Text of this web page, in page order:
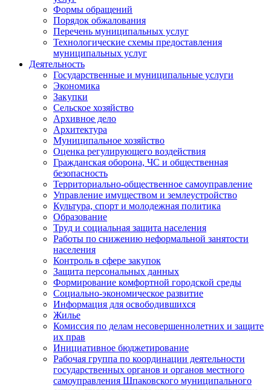
Формы обращений
Порядок обжалования
Перечень муниципальных услуг
Технологические схемы предоставления
муниципальных услуг
Деятельность
Государственные и муниципальные услуги
Экономика
Закупки
Сельское хозяйство
Архивное дело
Архитектура
Муниципальное хозяйство
Оценка регулирующего воздействия
Гражданская оборона, ЧС и общественная
безопасность
Территориально-общественное самоуправление
Управление имуществом и землеустройство
Культура, спорт и молодежная политика
Образование
Труд и социальная защита населения
Работы по снижению неформальной занятости
населения
Контроль в сфере закупок
Защита персональных данных
Формирование комфортной городской среды
Социально-экономическое развитие
Информация для освободившихся
Жилье
Комиссия по делам несовершеннолетних и защите
их прав
Инициативное бюджетирование
Рабочая группа по координации деятельности
государственных органов и органов местного
самоуправления Шпаковского муниципального